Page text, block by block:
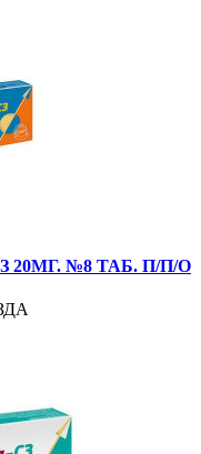
20МГ. №8 ТАБ. П/П/О